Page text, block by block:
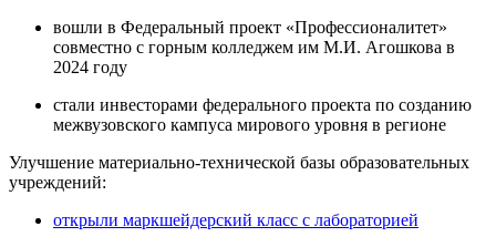
вошли в Федеральный проект «Профессионалитет»
совместно с горным колледжем им М.И. Агошкова в
2024 году
стали инвесторами федерального проекта по созданию
межвузовского кампуса мирового уровня в регионе
Улучшение материально-технической базы образовательных
учреждений:
открыли маркшейдерский класс с лабораторией